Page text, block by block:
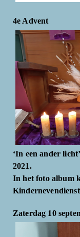
4e Advent
‘In een ander
2021.
In het foto album
Zaterdag 10